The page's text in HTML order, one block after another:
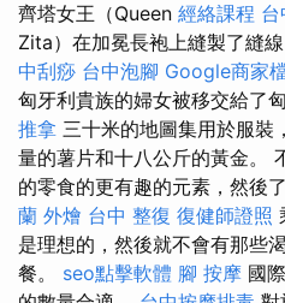
齊塔女王（Queen 經絡課程
Zita）在加冕長袍上縫製了縫
中刮痧 台中泡腳 Google商家
匈牙利貴族的婦女被移交給了
推拿 三十米的地圖集用於服裝
量的薯片和十八公斤的黃金。
的零食的更有趣的元素，然後
蘭 外燴 台中 整復 復健師證照
是理想的，然後就不會有那些
餐。 seo點擊軟體 腳 按摩 國